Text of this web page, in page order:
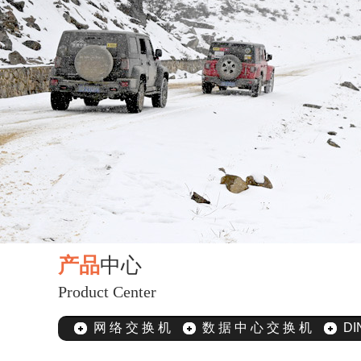
产品中心
Product Center
网 络 交 换 机 数 据 中 心 交 换 机